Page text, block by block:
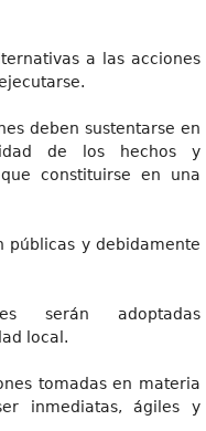
a las acciones
deben sustentarse en
de los hechos y
constituirse en una
públicas y debidamente
serán adoptadas
local.
tomadas en materia
inmediatas, ágiles y